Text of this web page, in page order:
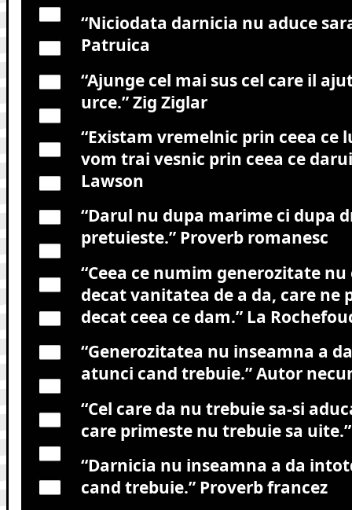
“Niciodata darnicia nu aduce
Patruica
“Ajunge cel mai sus cel care il
urce.”Zig Ziglar
“Existam vremelnic prin ceea ce
vom trai vesnic prin ceea ce
Lawson
“Darul nu dupa marime ci dupa
pretuieste.”Proverb romanesc
“Ceea ce numim generozitate
decat vanitatea de a da, care ne
decat ceea ce dam.”La
“Generozitatea nu inseamna a
atunci cand trebuie.”Autor
“Cel care da nu trebuie sa-si
care primeste nu trebuie sa uite.”
“Darnicia nu inseamna a da
cand trebuie.”Proverb francez